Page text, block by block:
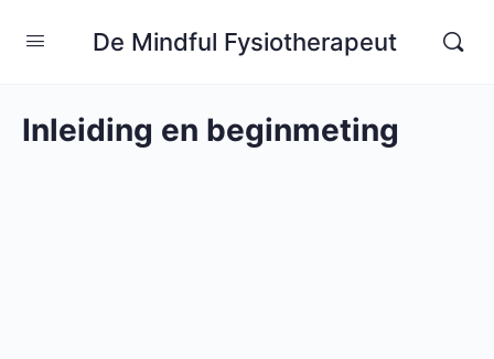
De Mindful Fysiotherapeut
Inleiding en beginmeting